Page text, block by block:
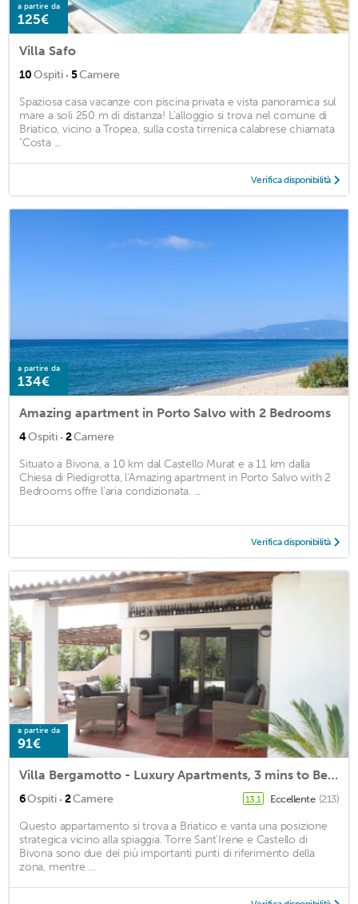
a partire da
125€
Villa Safo
10Ospiti · 5Camere
Spaziosa casa vacanze con piscina privata e vista panoramica sul
mare a soli 250 m di distanza! L'alloggio si trova nel comune di
Briatico, vicino a Tropea, sulla costa tirrenica calabrese chiamata
"Costa ...
Verifica disponibilità
a partire da
134€
Amazing apartment in Porto Salvo with 2 Bedrooms
4Ospiti · 2Camere
Situato a Bivona, a 10 km dal Castello Murat e a 11 km dalla
Chiesa di Piedigrotta, l'Amazing apartment in Porto Salvo with 2
Bedrooms offre l'aria condizionata. ...
Verifica disponibilità
a partire da
91€
Villa Bergamotto - Luxury Apartments, 3 mins to Beaches - Ground Floor
6Ospiti · 2Camere 13,1 Eccellente (213)
Questo appartamento si trova a Briatico e vanta una posizione
strategica vicino alla spiaggia. Torre Sant'Irene e Castello di
Bivona sono due dei più importanti punti di riferimento della
zona, mentre ...